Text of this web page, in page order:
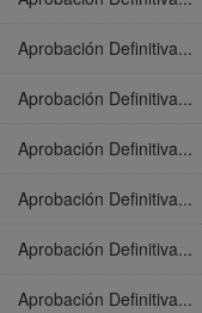
Aprobación Definitiva...
Aprobación Definitiva...
Aprobación Definitiva...
Aprobación Definitiva...
Aprobación Definitiva...
Aprobación Definitiva...